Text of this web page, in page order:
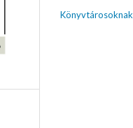
Könyvtárosoknak